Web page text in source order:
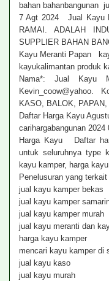
bahan bahanbangunan
7 Agt 2024 Jual Kayu
RAMAI. ADALAH
SUPPLIER BAHAN
Kayu Meranti Papan
kayukalimantan produk
Nama*: Jual Kayu
Kevin_coow@yahoo.
KASO, BALOK,
Daftar Harga Kayu
carihargabangunan 2024
Harga Kayu Daftar
untuk seluruhnya type
kayu kamper, harga
Penelusuran yang
jual kayu kamper bekas
jual kayu kamper
jual kayu kamper murah
jual kayu meranti dan
harga kayu kamper
mencari kayu kamper di
jual kayu kaso
jual kayu murah